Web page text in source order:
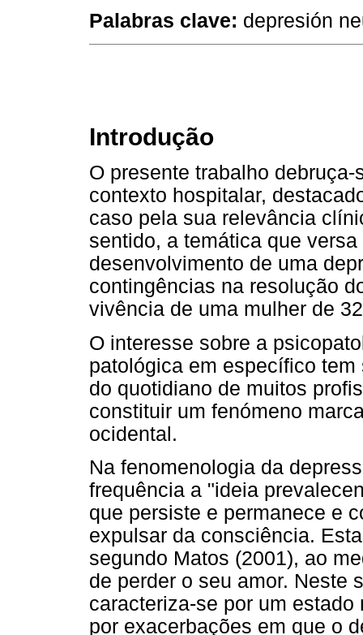
Palabras clave: depresión
Introdução
O presente trabalho
contexto hospitalar,
caso pela sua relevância
sentido, a temática que
desenvolvimento de uma
contingências na resolução
vivência de uma mulher de
O interesse sobre a
patológica em específico
do quotidiano de muitos
constituir um fenómeno
ocidental.
Na fenomenologia da
frequência a "ideia
que persiste e permanece e
expulsar da consciência.
segundo Matos (2001), ao
de perder o seu amor. Neste
caracteriza-se por um
por exacerbações em que o